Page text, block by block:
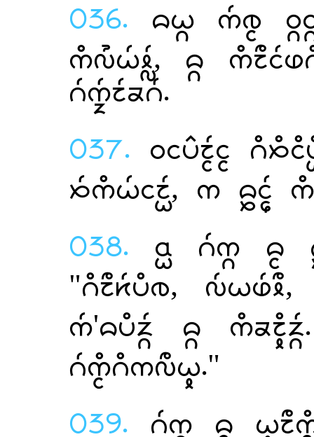
036.   
, 
.
037. 
,  
038.   
", ,
' 
."
039.  